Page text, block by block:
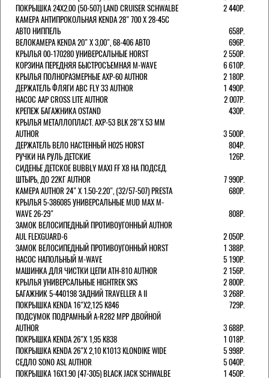
ПОКРЫШКА 24X2.00 (50-507) LAND CRUISER SCHWALBE
2 440Р.
КАМЕРА АНТИПРОКОЛЬНАЯ KENDA 28" 700 Х 28-45C
АВТО НИППЕЛЬ
658Р.
ВЕЛОКАМЕРА KENDA 20" Х 3,00", 68-406 АВТО
696Р.
КРЫЛЬЯ 00-170280 УНИВЕРСАЛЬНЫЕ HORST
2 550Р.
КОРЗИНА ПЕРЕДНЯЯ БЫСТРОСЪЕМНАЯ M-WAVE
6 610Р.
КРЫЛЬЯ ПОЛНОРАЗМЕРНЫЕ AXP-60 AUTHOR
2 180Р.
ДЕРЖАТЕЛЬ ФЛЯГИ АВС FLY 33 AUTHOR
1 490Р.
НАСОС AAP CROSS LITE AUTHOR
2 007Р.
КРЕПЕЖ БАГАЖНИКА OSTAND
430Р.
КРЫЛЬЯ МЕТАЛЛОПЛАСТ. AXP-53 BLK 28"Х 53 ММ
AUTHOR
3 500Р.
ДЕРЖАТЕЛЬ ВЕЛО НАСТЕННЫЙ H025 HORST
804Р.
РУЧКИ НА РУЛЬ ДЕТСКИЕ
126Р.
СИДЕНЬЕ ДЕТСКОЕ BUBBLY MAXI FF X8 НА ПОДСЕД.
ШТЫРЬ, ДО 22КГ AUTHOR
7 990Р.
КАМЕРА AUTHOR 24" Х 1.50-2.20", (32/57-507) PRESTA
680Р.
КРЫЛЬЯ 5-386085 УНИВЕРСАЛЬНЫЕ MUD MAX M-
WAVE 26-29"
808Р.
ЗАМОК ВЕЛОСИПЕДНЫЙ ПРОТИВОУГОННЫЙ AUTHOR
AUL FLEXGUARD-6
2 050Р.
ЗАМОК ВЕЛОСИПЕДНЫЙ ПРОТИВОУГОННЫЙ HORST
1 388Р.
НАСОС НАПОЛЬНЫЙ M-WAVE
5 190Р.
МАШИНКА ДЛЯ ЧИСТКИ ЦЕПИ ATH-810 AUTHOR
2 156Р.
КРЫЛЬЯ УНИВЕРСАЛЬНЫЕ HIGHTREK SKS
2 800Р.
БАГАЖНИК 5-440198 ЗАДНИЙ TRAVELLER A II
3 268Р.
ПОКРЫШКА KENDA 16"Х2,125 K846
729Р.
ПОДСУМОК ПОДРАМНЫЙ A-R282 MPP ДВОЙНОЙ
AUTHOR
3 688Р.
ПОКРЫШКА KENDA 26"Х 1,95 K838
1 018Р.
ПОКРЫШКА KENDA 26"Х 2,10 K1013 KLONDIKE WIDE
5 998Р.
СЕДЛО SONO ASL AUTHOR
5 040Р.
ПОКРЫШКА 16X1.90 (47-305) BLACK JACK SCHWALBE
1 450Р.